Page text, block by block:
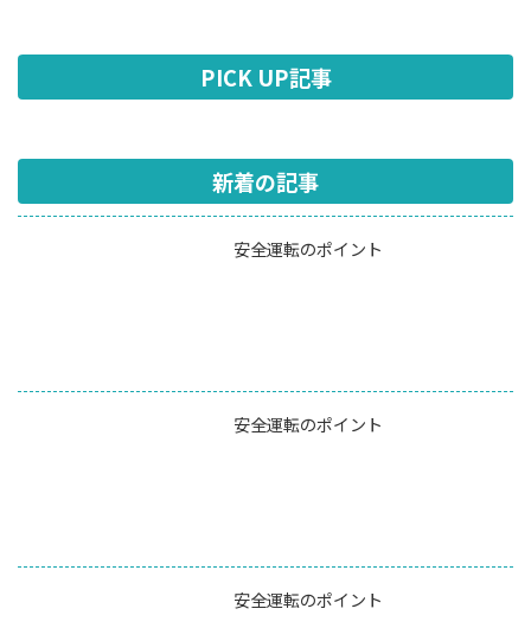
PICK UP記事
新着の記事
安全運転のポイント
安全運転のポイント
安全運転のポイント